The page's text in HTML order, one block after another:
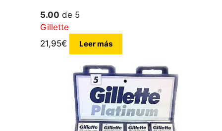
5.00 de 5
Gillette
21,95€ Leer más